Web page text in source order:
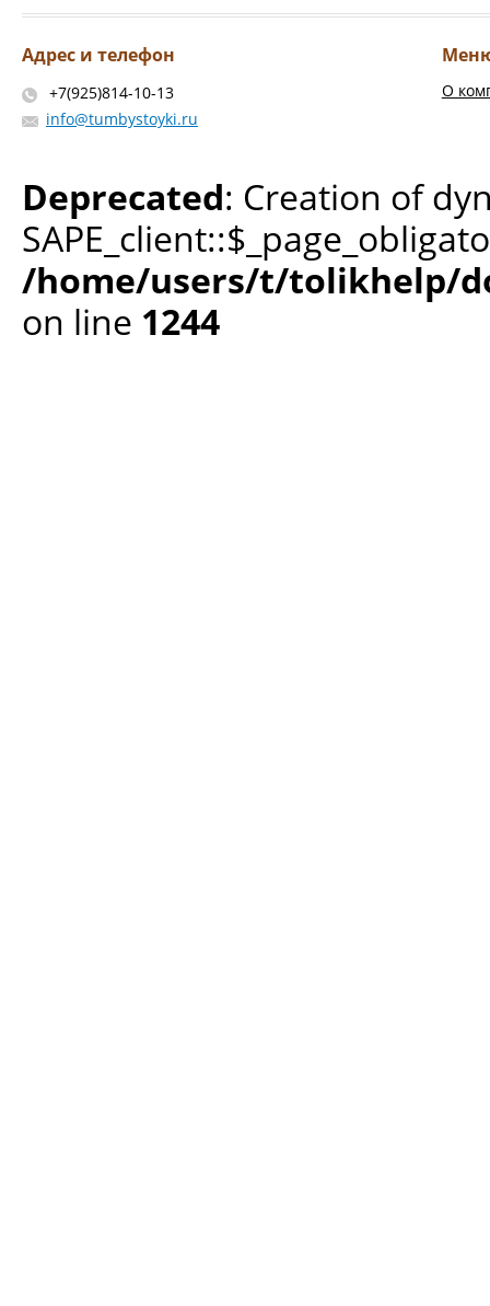
Адрес и телефон
+7(925)814-10-13
info@tumbystoyki.ru
О
Deprecated: Creation of
/home/users/t/tolikhelp/
on line 1244